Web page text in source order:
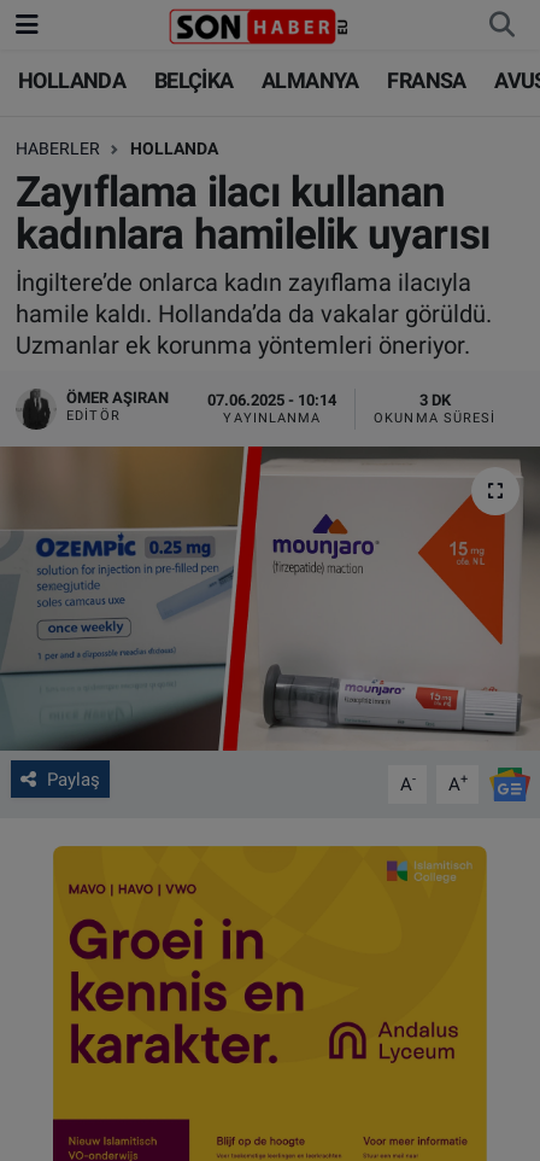
HOLLANDA BELÇİKA ALMANYA FRANSA
HABERLER HOLLANDA
Zayıflama ilacı kullanan
kadınlara hamilelik uyarısı
İngiltere’de onlarca kadın zayıflama ilacıyla
hamile kaldı. Hollanda’da da vakalar görüldü.
Uzmanlar ek korunma yöntemleri öneriyor.
ÖMER AŞIRAN
EDITÖR
07.06.2025 - 10:14
YAYINLANMA
3 DK
OKUNMA SÜRESI
Paylaş A- A+
HOLLANDA
BELÇİKA
ALMANYA
FRANSA
AVUSTURYA
SAĞLIK - YAŞAM
HOLLANDA
BELÇİKA
ALMANYA
TÜRKİYE
DÜNYA
BİLİM-TEKNOLOJİ
FOTO GALERİ
VIDEO GALERİ
ALGEMENE VOORWAARDEN
CONTACT
Çerez Politikası
Nöbetçi Eczaneler
Hava Durumu
Trafik Durumu
Süper Lig Puan Durumu ve Fikstür
Tüm Manşetler
Son Dakika Haberleri